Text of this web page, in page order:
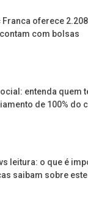
Franca oferece
com bolsas
entenda quem
de 100% do
leitura: o que é
saibam sobre este